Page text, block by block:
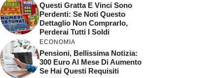
Questi Gratta E Vinci Sono
Perdenti: Se Noti Questo
Dettaglio Non Comprarlo,
Perderai Tutti I Soldi
ECONOMIA
Pensioni, Bellissima Notizia:
300 Euro Al Mese Di Aumento
Se Hai Questi Requisiti